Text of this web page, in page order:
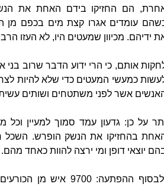
הם החזיקו בידם האחת את
עומדים אגרו קצת מים בכפם מן
ידיהם. מכיוון שמעטים היו, לא העזו
אותם, כי הרי ידוע הדבר שרוב
כמעשי המעטים כדי שלא להיות
אשר לפני משתטחים ושותים
על כן: גדעון עמד סמוך למעיין
בהחזיקו את הנשק הופרש. השכל
יוצאי דופן ומי ירצה להוות כאחד מהם.
ולבסוף ההפתעה: 9700